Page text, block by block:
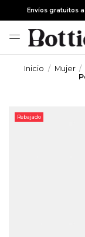
Envíos gratuitos
Inicio Mujer
Rebajado